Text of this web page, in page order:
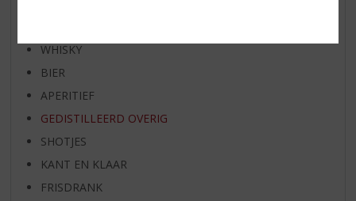
WHISKY
BIER
APERITIEF
GEDISTILLEERD OVERIG
SHOTJES
KANT EN KLAAR
FRISDRANK